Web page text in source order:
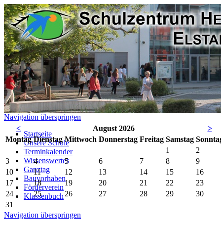
Navigation überspringen
Startseite
Unsere Schule
Terminkalender
Wissenswertes
Ganztag
Bauvorhaben
Förderverein
Klassenbuch
< August 2026
>
Montag Dienstag Mittwoch Donnerstag Freitag Samstag So
1
2
3
4 5 6 7 8
9
10
11 12 13 14 15
16
17
18 19 20 21 22
23
24
25 26 27 28 29
30
31
Navigation überspringen